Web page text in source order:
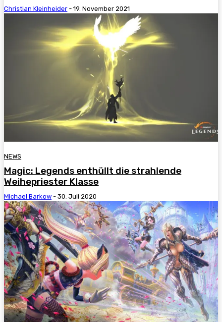
Christian Kleinheider - 19. November 2021
NEWS
Magic: Legends enthüllt die strahlende
Weihepriester Klasse
Michael Barkow - 30. Juli 2020